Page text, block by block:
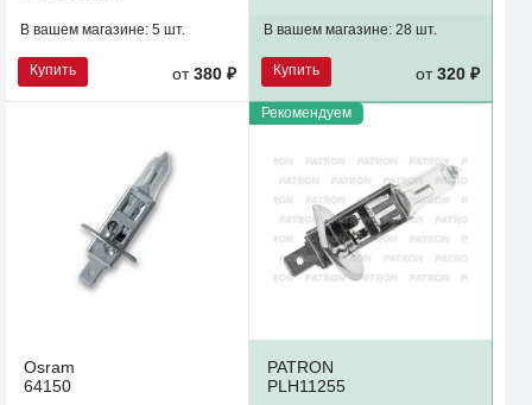
В вашем магазине: 5 шт.
Купить от380 ₽
В вашем магазине: 28 шт.
Купить от320 ₽
Osram
64150
Рекомендуем
PATRON
PLH11255